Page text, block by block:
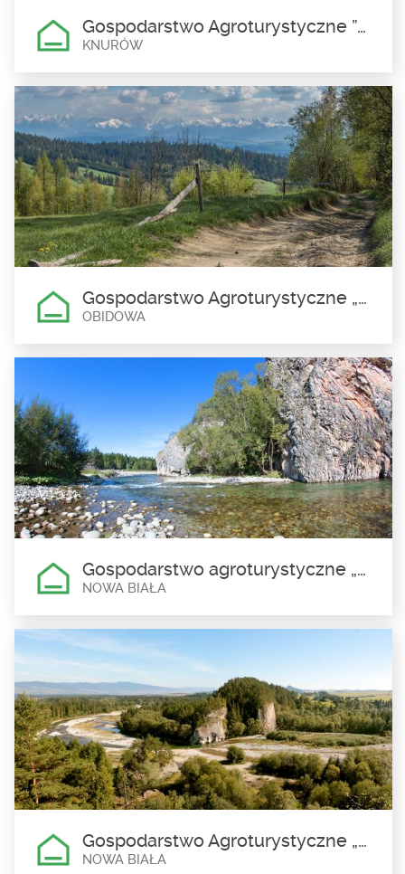
Gospodarstwo Agroturystyczne ”Agroturystyka Majka”Zbigniew Biel
KNURÓW
Gospodarstwo Agroturystyczne
”Agroturystyka Majka”Zbigniew
Biel
Knurów
pokoje 3 i więcej osobowe
Gospodarstwo Agroturystyczne „Agroturystyka u Ciupty” Wiesław Pranica
OBIDOWA
Gospodarstwo Agroturystyczne
„Agroturystyka u Ciupty”
Wiesław Pranica
Obidowa
liczba miejsc noclegowych 15
Gospodarstwo agroturystyczne „Agroturystyka –Noclegi u Kalatów” Elżbieta Kalata
NOWA BIAŁA
Gospodarstwo agroturystyczne
„Agroturystyka –Noclegi u
Kalatów” Elżbieta Kalata
Nowa Biała
liczba miejsc noclegowych: 14 własny parking
Gospodarstwo Agroturystyczne „Apartament pod Obłazową”Celina Grobarczyk
NOWA BIAŁA